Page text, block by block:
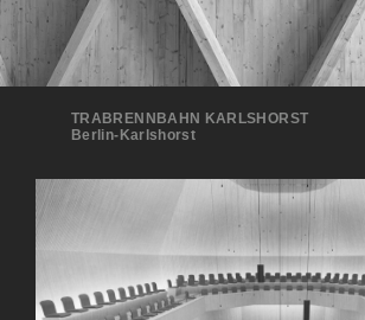
TRABRENNBAHN KARLSHORST
Ber­lin-Karlshorst